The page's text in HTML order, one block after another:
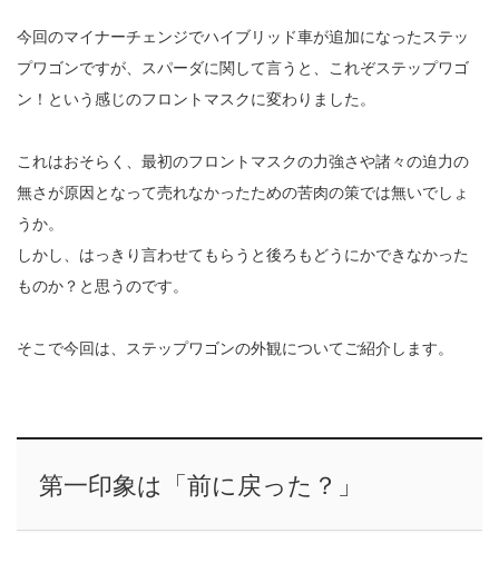
今回のマイナーチェンジでハイブリッド車が追加になったステッ
プワゴンですが、スパーダに関して言うと、これぞステップワゴ
ン！という感じのフロントマスクに変わりました。
これはおそらく、最初のフロントマスクの力強さや諸々の迫力の
無さが原因となって売れなかったための苦肉の策では無いでしょ
うか。
しかし、はっきり言わせてもらうと後ろもどうにかできなかった
ものか？と思うのです。
そこで今回は、ステップワゴンの外観についてご紹介します。
第一印象は「前に戻った？」